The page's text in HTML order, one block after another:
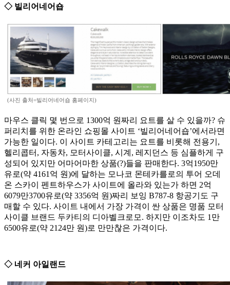
◇ 빌리어네어숍
(사진 출처=빌리어네어숍 홈페이지)
마우스 클릭 몇 번으로 1300억 원짜리 요트를 살 수 있을까? 슈
퍼리치를 위한 온라인 쇼핑몰 사이트 ‘빌리어네어숍’에서라면
가능한 일이다. 이 사이트 카테고리는 요트를 비롯해 전용기,
헬리콥터, 자동차, 모터사이클, 시계, 레지던스 등 심플하게 구
성되어 있지만 어마어마한 상품(?)들을 판매한다. 3억1950만
유로(약 4161억 원)에 달하는 모나코 몬테카를로의 투어 오데
온 스카이 펜트하우스가 사이트에 올라와 있는가 하면 2억
6079만3700유로(약 3356억 원)짜리 보잉 B787-8 항공기도 구
매할 수 있다. 사이트 내에서 가장 가격이 싼 상품은 명품 모터
사이클 브랜드 두카티의 디아벨크로모. 하지만 이조차도 1만
6500유로(약 2124만 원)로 만만찮은 가격이다.
◇ 네커 아일랜드